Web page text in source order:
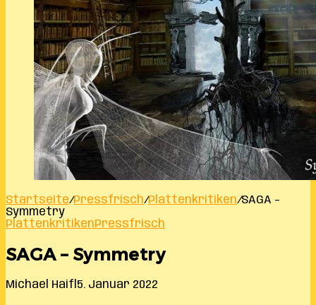
Startseite/Pressfrisch/Plattenkritiken/SAGA –
Symmetry
PlattenkritikenPressfrisch
SAGA – Symmetry
Michael Haifl 5. Januar 2022